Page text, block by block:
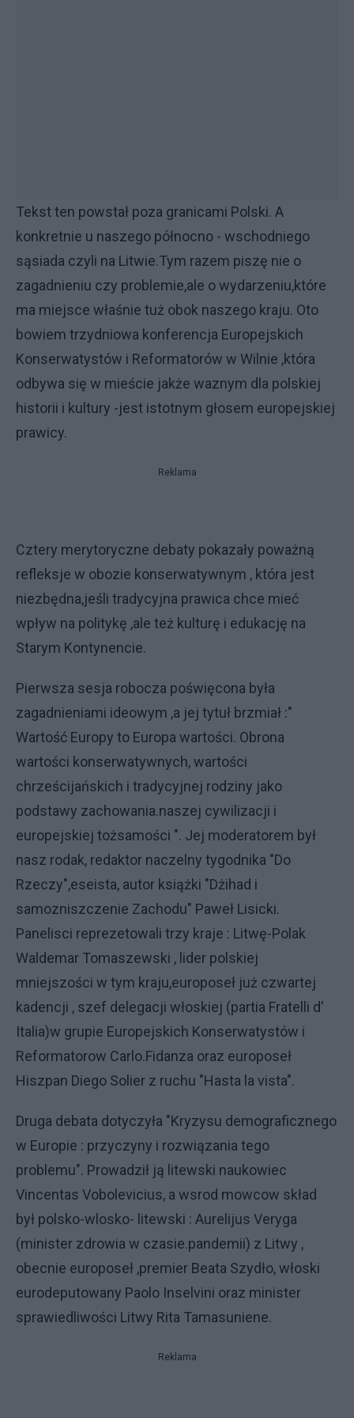
Tekst ten powstał poza granicami Polski. A
konkretnie u naszego północno - wschodniego
sąsiada czyli na Litwie.Tym razem piszę nie o
zagadnieniu czy problemie,ale o wydarzeniu,które
ma miejsce właśnie tuż obok naszego kraju. Oto
bowiem trzydniowa konferencja Europejskich
Konserwatystów i Reformatorów w Wilnie ,która
odbywa się w mieście jakże waznym dla polskiej
historii i kultury -jest istotnym głosem europejskiej
prawicy.
Reklama
Cztery merytoryczne debaty pokazały poważną
refleksje w obozie konserwatywnym , która jest
niezbędna,jeśli tradycyjna prawica chce mieć
wpływ na politykę ,ale też kulturę i edukację na
Starym Kontynencie.
Pierwsza sesja robocza poświęcona była
zagadnieniami ideowym ,a jej tytuł brzmiał :"
Wartość Europy to Europa wartości. Obrona
wartości konserwatywnych, wartości
chrześcijańskich i tradycyjnej rodziny jako
podstawy zachowania.naszej cywilizacji i
europejskiej tożsamości ". Jej moderatorem był
nasz rodak, redaktor naczelny tygodnika "Do
Rzeczy",eseista, autor książki "Dżihad i
samozniszczenie Zachodu" Paweł Lisicki.
Panelisci reprezetowali trzy kraje : Litwę-Polak
Waldemar Tomaszewski , lider polskiej
mniejszości w tym kraju,europoseł już czwartej
kadencji , szef delegacji włoskiej (partia Fratelli d'
Italia)w grupie Europejskich Konserwatystów i
Reformatorow Carlo.Fidanza oraz europoseł
Hiszpan Diego Solier z ruchu "Hasta la vista".
Druga debata dotyczyła "Kryzysu demograficznego
w Europie : przyczyny i rozwiązania tego
problemu". Prowadził ją litewski naukowiec
Vincentas Vobolevicius, a wsrod mowcow skład
był polsko-wlosko- litewski : Aurelijus Veryga
(minister zdrowia w czasie.pandemii) z Litwy ,
obecnie europoseł ,premier Beata Szydło, włoski
eurodeputowany Paolo Inselvini oraz minister
sprawiedliwości Litwy Rita Tamasuniene.
Reklama